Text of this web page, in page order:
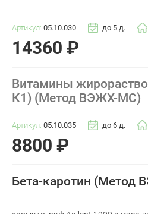
Артикул: 05.10.030 до 5 д.
14360 ₽
Витамины
К1) (Метод ВЭЖХ-МС)
Артикул: 05.10.035 до 6 д.
8800 ₽
Бета-каротин (Метод